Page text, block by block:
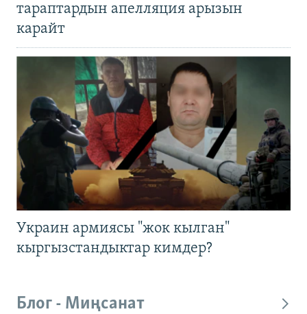
тараптардын апелляция арызын
карайт
Украин армиясы "жок кылган"
кыргызстандыктар кимдер?
Блог - Миңсанат